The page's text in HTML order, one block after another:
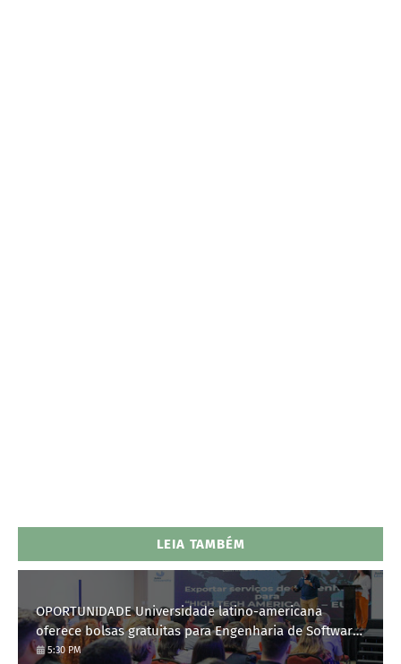
LEIA TAMBÉM
OPORTUNIDADE Universidade latino-americana
oferece bolsas gratuitas para Engenharia de Software;
saiba como se candidatar
5:30 PM